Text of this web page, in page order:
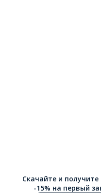
Скачайте и получите
-15% на первый